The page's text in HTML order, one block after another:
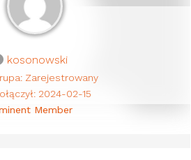
kosonowski
Zarejestrowany
2024-02-15
Member